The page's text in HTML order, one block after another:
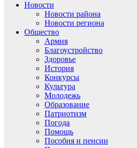
Новости
Новости района
Новости региона
Общество
Армия
Благоустройство
Здоровье
История
Конкурсы
Культура
Молодежь
Образование
Патриотизм
Погода
Помощь
Пособия и пенсии